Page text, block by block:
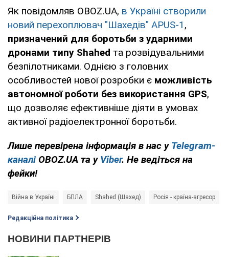
Як повідомляв OBOZ.UA, в Україні створили
новий перехоплювач "Шахедів" APUS-1 ,
призначений для боротьби з ударними
дронами типу Shahed та розвідувальними
безпілотниками. Однією з головних
особливостей нової розробки є можливість
автономної роботи без використання GPS,
що дозволяє ефективніше діяти в умовах
активної радіоелектронної боротьби.
Лише перевірена інформація в нас у Telegram-
каналі OBOZ.UA та у Viber. Не ведіться на
фейки!
Війна в Україні БПЛА Shahed (Шахед) Росія - країна-агресор
Редакційна політика